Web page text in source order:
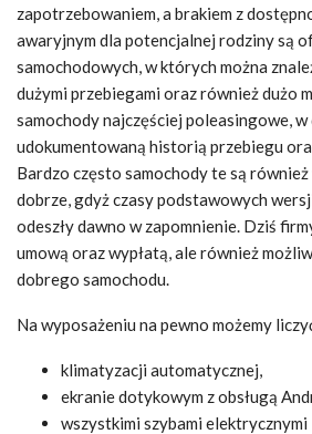
zapotrzebowaniem, a brakiem z
awaryjnym dla potencjalnej rodziny są
samochodowych, w których można
dużymi przebiegami oraz również dużo
samochody najczęściej poleasingowe,
udokumentowaną historią przebiegu
Bardzo często samochody te są
dobrze, gdyż czasy podstawowych
odeszły dawno w zapomnienie. Dziś
umową oraz wypłatą, ale również
dobrego samochodu.
Na wyposażeniu na pewno możemy
klimatyzacji automatycznej,
ekranie dotykowym z obsługą
wszystkimi szybami elektrycznymi